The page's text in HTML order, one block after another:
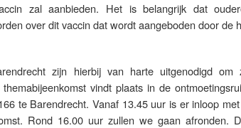
zal aanbieden. Het is belangrijk dat
over dit vaccin dat wordt aangeboden door de
zijn hierbij van harte uitgenodigd
vindt plaats in de
te Barendrecht. Vanaf 13.45 uur is er inloop
Rond 16.00 uur zullen we gaan afronden.